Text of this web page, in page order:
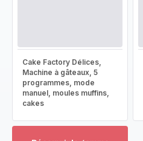
Cake Factory Délices,
Machine à gâteaux, 5
programmes, mode
manuel, moules muffins,
cakes